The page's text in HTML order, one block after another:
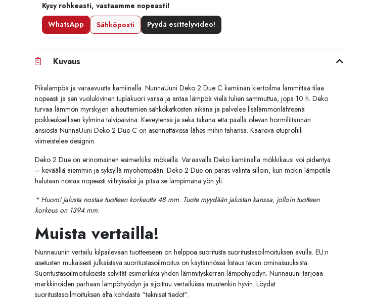
Kysy rohkeasti, vastaamme nopeasti!
WhatsApp
Sähköposti Pyydä esittelyvideo!
Kuvaus
Pikalämpöä ja varaavuutta kamiinalla. NunnaUuni Deko 2 Due C kamiinan kiertoilma lämmittää tilaa
nopeasti ja sen vuolukivinen tuplakuori varaa ja antaa lämpöä vielä tulien sammuttua, jopa 10 h. Deko
turvaa lämmön myrskyjen aiheuttamien sähkökatkosten aikana ja palvelee lisälämmönlähteenä
poikkeuksellisen kylminä talvipäivinä. Keveytensä ja sekä takana että päällä olevan hormiliitännän
ansiosta NunnaUuni Deko 2 Due C on asennettavissa lähes mihin tahansa. Kaareva etuprofiili
viimeistelee designin.
Deko 2 Due on erinomainen esimerkiksi mökeillä. Varaavalla Deko kamiinalla mökkikausi voi pidentyä
– keväällä aiemmin ja syksyllä myöhempään. Deko 2 Due on paras valinta silloin, kun mökin lämpötila
halutaan nostaa nopeasti viihtyisäksi ja pitää se lämpimänä yön yli.
* Huom! Jalusta nostaa tuotteen korkeutta 48 mm. Tuote myydään jalustan kanssa, jolloin tuotteen
korkeus on 1394 mm.
Muista vertailla!
Nunnauunin vertailu kilpailevaan tuotteeseen on helppoa suoritusta suoritustasoilmoituksen avulla. EU:n
asetusten mukaisesti julkaistava suoritustasoilmoitus on käytännössä listaus takan ominaisuuksista.
Suoritustasoilmoituksesta selvität esimerkiksi yhden lämmityskerran lämpöhyödyn. Nunnauuni tarjoaa
markkinoiden parhaan lämpöhyödyn ja sijoittuu vertailuissa muutenkin hyvin. Löydät
suoritustasoilmoituksen alta kohdasta “tekniset tiedot”.